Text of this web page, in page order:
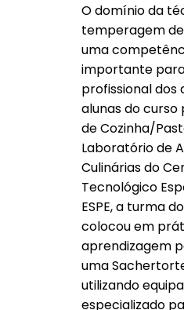
O domínio da
temperagem
uma
importante
profissional dos
alunas do curso
de Cozinha/
Laboratório de
Culinárias do
Tecnológico
ESPE, a turma
colocou em
aprendizagem
uma
utilizando
especializado